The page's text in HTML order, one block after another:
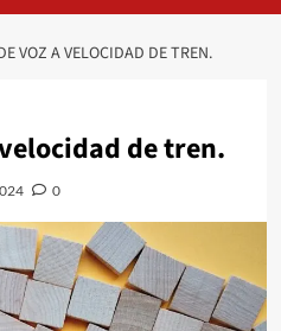
VOZ A VELOCIDAD DE TREN.
de tren.
0